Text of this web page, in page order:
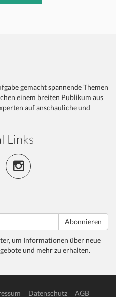
gemacht spannende Themen
einem breiten Publikum aus
auf anschauliche und
Links
Abonnieren
um Informationen über neue
und mehr zu erhalten.
Datenschutz AGB